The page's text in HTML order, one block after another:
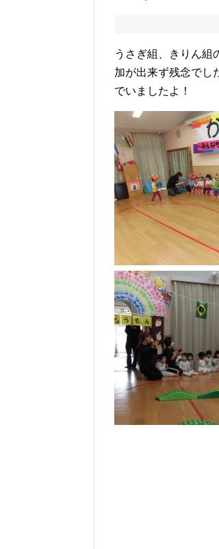
うさぎ組、きりん組
加が出来ず残念でし
でいましたよ！